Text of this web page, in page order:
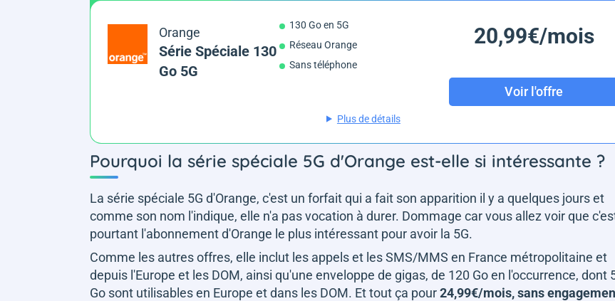
Orange
Série Spéciale 130
Go 5G
130 Go en 5G
Réseau Orange
Sans téléphone
20,99€/mois
Voir l'offre
Plus de détails
Pourquoi la série spéciale 5G d'Orange est-elle si intéressante ?
La série spéciale 5G d'Orange, c'est un forfait qui a fait son apparition il y a quelques jours et
comme son nom l'indique, elle n'a pas vocation à durer. Dommage car vous allez voir que
pourtant l'abonnement d'Orange le plus intéressant pour avoir la 5G.
Comme les autres offres, elle inclut les appels et les SMS/MMS en France métropolitaine et
depuis l'Europe et les DOM, ainsi qu'une enveloppe de gigas, de 120 Go en l'occurrence, dont
Go sont utilisables en Europe et dans les DOM. Et tout ça pour24,99€/mois, sans